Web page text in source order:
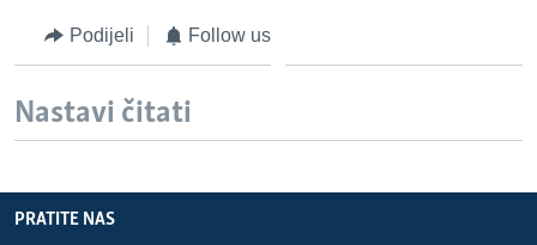
Podijeli Follow us
Nastavi čitati
PRATITE NAS